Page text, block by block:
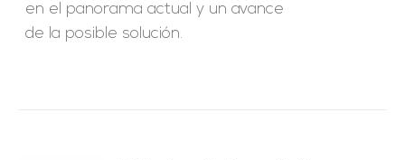
en el panorama actual y un avance
de la posible solución.